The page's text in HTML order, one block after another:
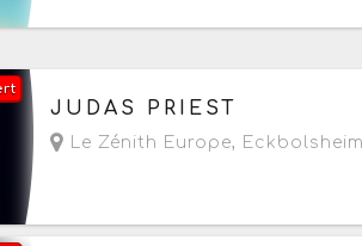
Le samedi 12 septembre 2026
JUDAS PRIEST
Le Zénith Europe, Eckbolsheim